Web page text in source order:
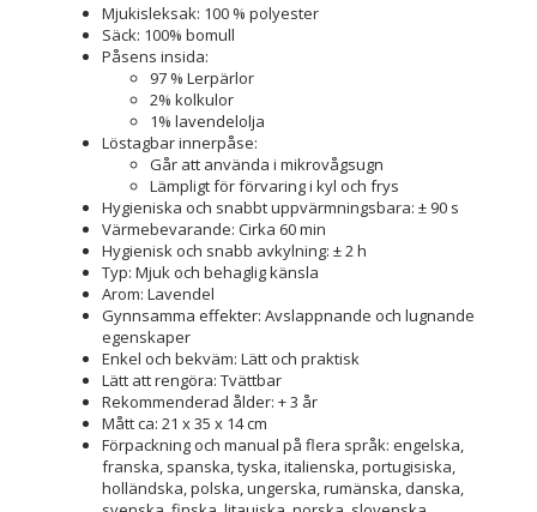
Mjukisleksak: 100 % polyester
Säck: 100% bomull
Påsens insida:
97 % Lerpärlor
2% kolkulor
1% lavendelolja
Löstagbar innerpåse:
Går att använda i mikrovågsugn
Lämpligt för förvaring i kyl och frys
Hygieniska och snabbt uppvärmningsbara: ± 90 s
Värmebevarande: Cirka 60 min
Hygienisk och snabb avkylning: ± 2 h
Typ: Mjuk och behaglig känsla
Arom: Lavendel
Gynnsamma effekter: Avslappnande och lugnande
egenskaper
Enkel och bekväm: Lätt och praktisk
Lätt att rengöra: Tvättbar
Rekommenderad ålder: + 3 år
Mått ca: 21 x 35 x 14 cm
Förpackning och manual på flera språk: engelska,
franska, spanska, tyska, italienska, portugisiska,
holländska, polska, ungerska, rumänska, danska,